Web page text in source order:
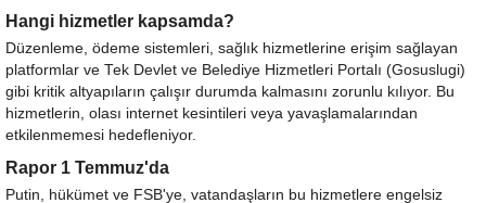
Hangi hizmetler kapsamda?
Düzenleme, ödeme sistemleri, sağlık hizmetlerine erişim sağlayan
platformlar ve Tek Devlet ve Belediye Hizmetleri Portalı (Gosuslugi)
gibi kritik altyapıların çalışır durumda kalmasını zorunlu kılıyor. Bu
hizmetlerin, olası internet kesintileri veya yavaşlamalarından
etkilenmemesi hedefleniyor.
Rapor 1 Temmuz'da
Putin, hükümet ve FSB'ye, vatandaşların bu hizmetlere engelsiz